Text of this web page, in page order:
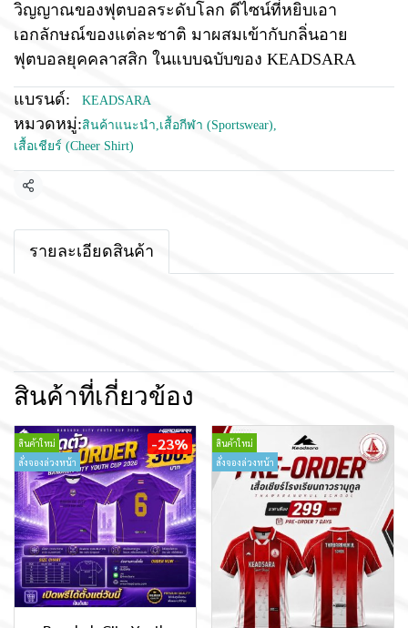
วิญญาณของฟุตบอลระดับโลก ดีไซน์ที่หยิบเอา
เอกลักษณ์ของแต่ละชาติ มาผสมเข้ากับกลิ่นอาย
ฟุตบอลยุคคลาสสิก ในแบบฉบับของ KEADSARA
แบรนด์: KEADSARA
หมวดหมู่:สินค้าแนะนำ,เสื้อกีฬา (Sportswear),
เสื้อเชียร์ (Cheer Shirt)
แชร์
รายละเอียดสินค้า
สินค้าที่เกี่ยวข้อง
สินค้าใหม่
สั่งจองล่วงหน้า
-23%
สินค้าใหม่
สั่งจองล่วงหน้า